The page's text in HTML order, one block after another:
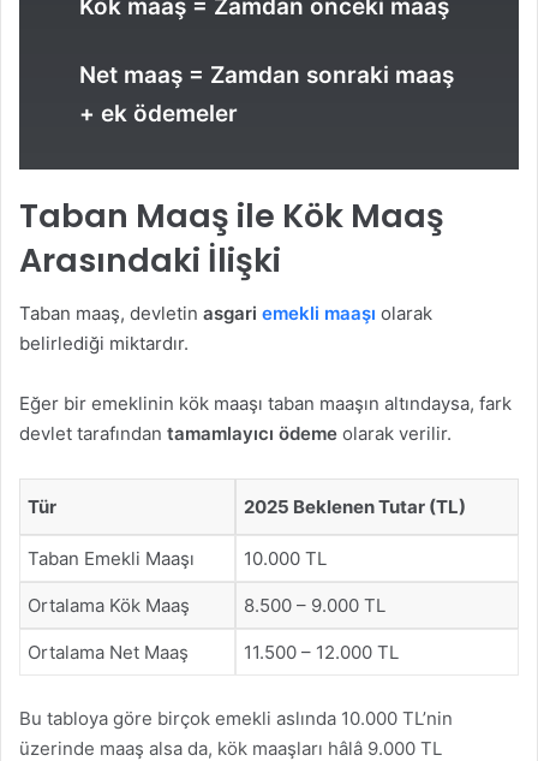
Kök maaş = Zamdan önceki maaş
Net maaş = Zamdan sonraki maaş
+ ek ödemeler
Taban Maaş ile Kök Maaş
Arasındaki İlişki
Taban maaş, devletin asgari emekli maaşı olarak
belirlediği miktardır.
Eğer bir emeklinin kök maaşı taban maaşın altındaysa, fark
devlet tarafından tamamlayıcı ödeme olarak verilir.
Tür 2025 Beklenen Tutar (TL)
Taban Emekli Maaşı 10.000 TL
Ortalama Kök Maaş 8.500 – 9.000 TL
Ortalama Net Maaş 11.500 – 12.000 TL
Bu tabloya göre birçok emekli aslında 10.000 TL’nin
üzerinde maaş alsa da, kök maaşları hâlâ 9.000 TL